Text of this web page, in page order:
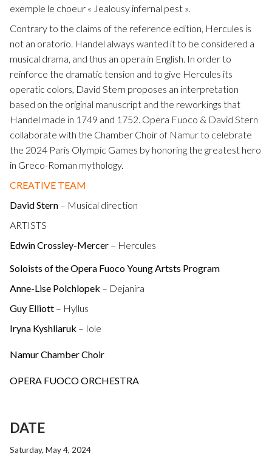
exemple le choeur « Jealousy infernal pest ».
Contrary to the claims of the reference edition, Hercules is
not an oratorio. Handel always wanted it to be considered a
musical drama, and thus an opera in English. In order to
reinforce the dramatic tension and to give Hercules its
operatic colors, David Stern proposes an interpretation
based on the original manuscript and the reworkings that
Handel made in 1749 and 1752. Opera Fuoco & David Stern
collaborate with the Chamber Choir of Namur to celebrate
the 2024 Paris Olympic Games by honoring the greatest hero
in Greco-Roman mythology.
CREATIVE TEAM
David Stern – Musical direction
ARTISTS
Edwin Crossley-Mercer – Hercules
Soloists of the Opera Fuoco Young Artsts Program
Anne-Lise Polchlopek – Dejanira
Guy Elliott – Hyllus
Iryna Kyshliaruk – Iole
Namur Chamber Choir
OPERA FUOCO ORCHESTRA
DATE
Saturday, May 4, 2024